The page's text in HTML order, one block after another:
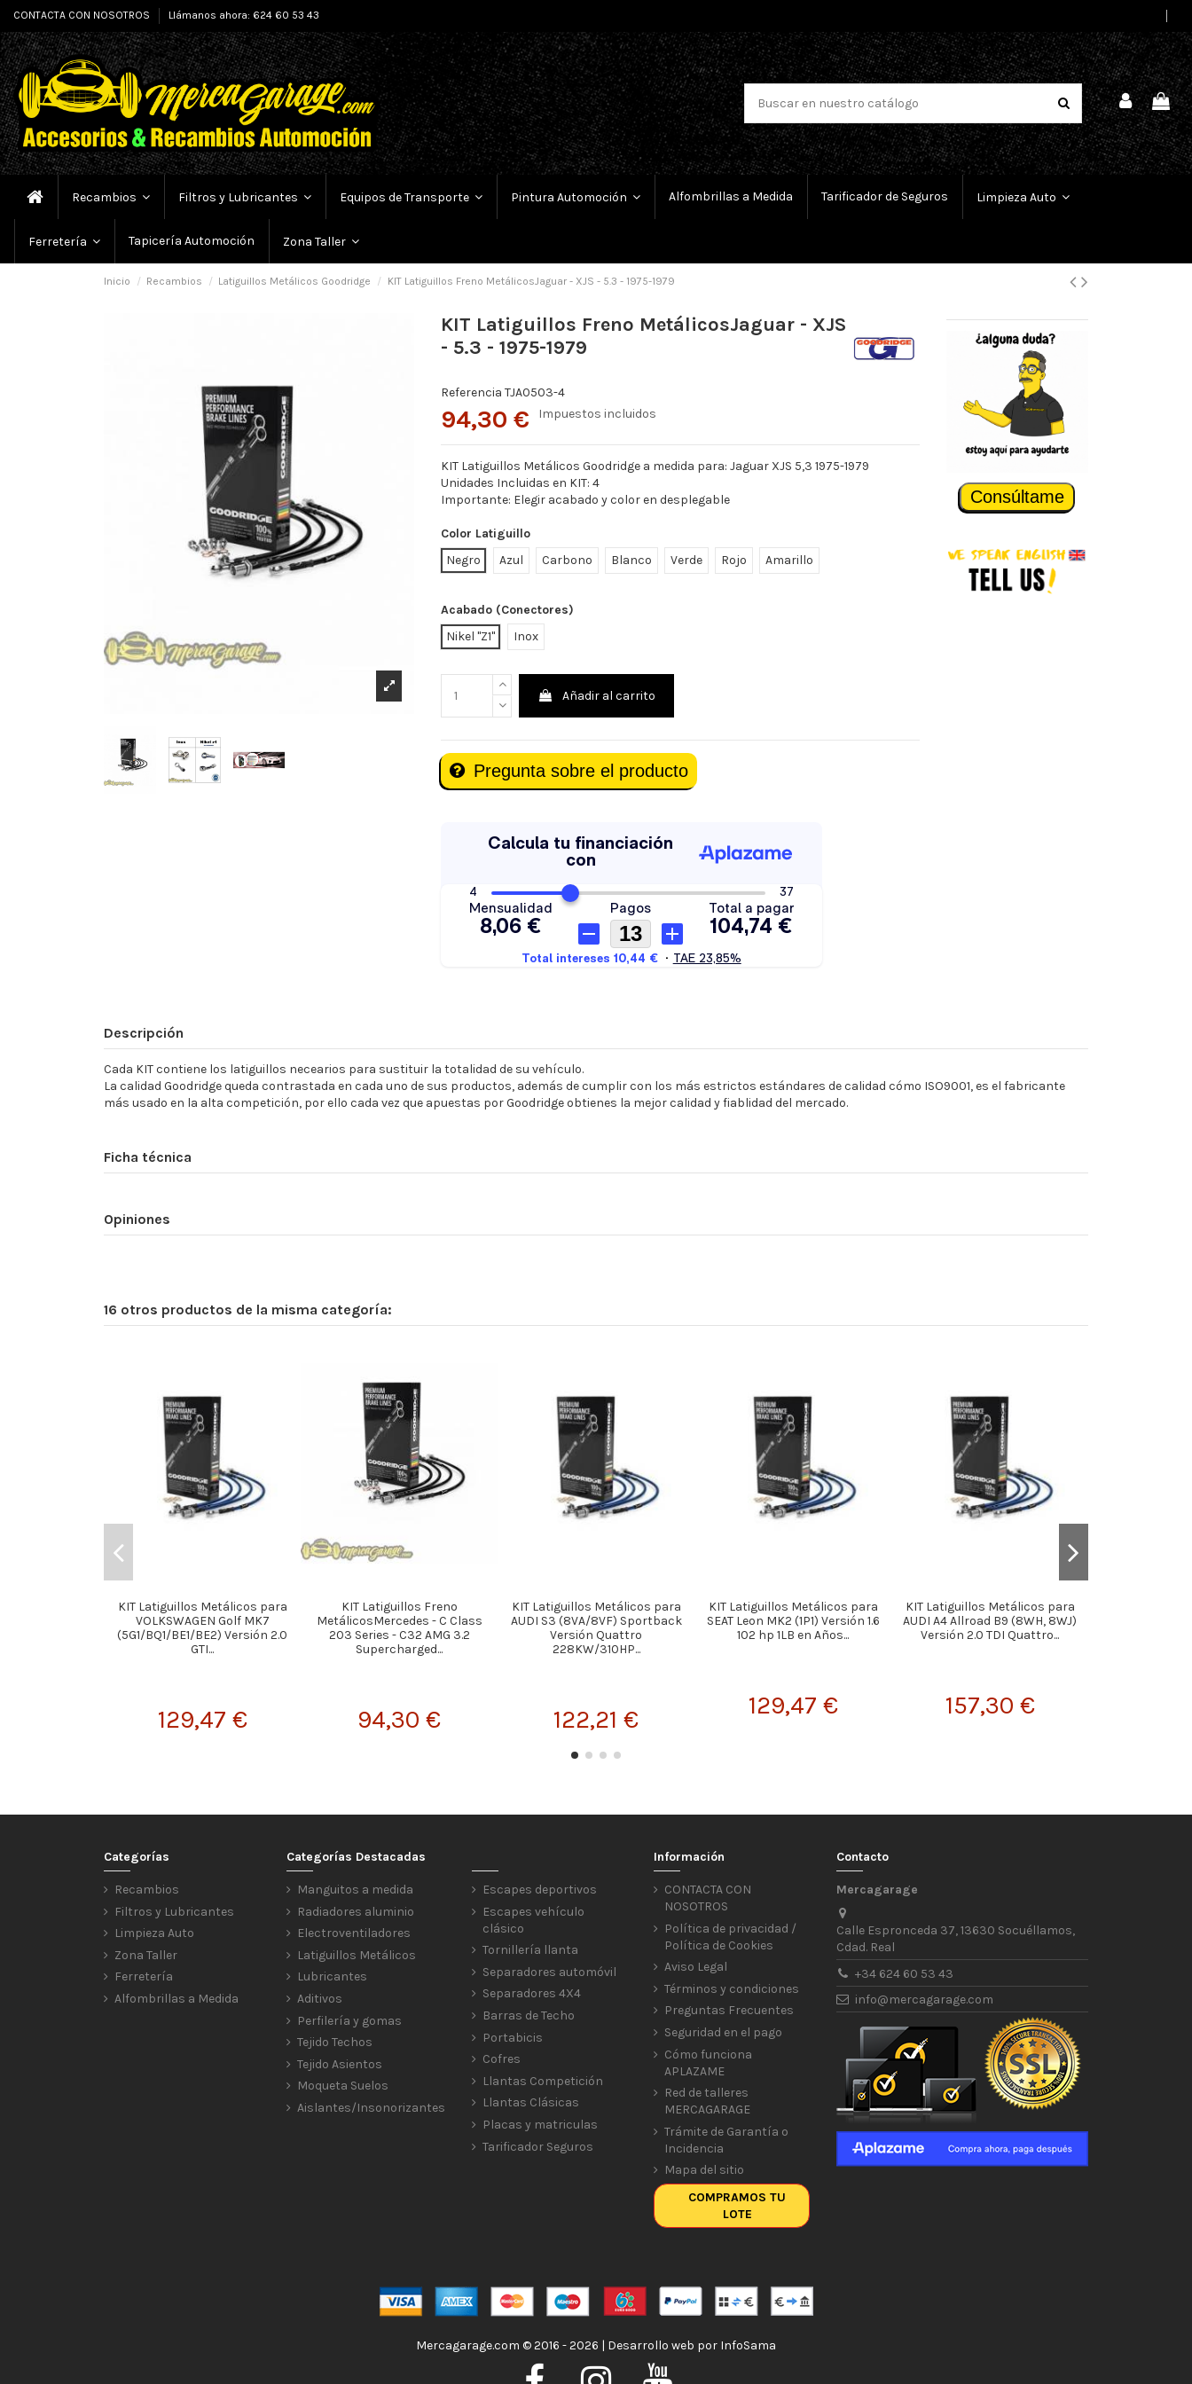
CONTACTA CON NOSOTROS Llámanos ahora: 624 60 53 43
Recambios Filtros y Lubricantes Equipos de Transporte Pintura Automoción Alfombrillas a Medida Tarificador de Seguros Limpieza Auto
Ferretería Tapicería Automoción Zona Taller
Inicio Recambios Latiguillos Metálicos Goodridge KIT Latiguillos Freno MetálicosJaguar - XJS - 5.3 - 1975-1979
KIT Latiguillos Freno MetálicosJaguar - XJS
- 5.3 - 1975-1979
Referencia TJA0503-4
94,30 € Impuestos incluidos
KIT Latiguillos Metálicos Goodridge a medida para: Jaguar XJS 5,3 1975-1979
Unidades Incluidas en KIT: 4
Importante: Elegir acabado y color en desplegable
Color Latiguillo
Negro
Azul Carbono Blanco Verde Rojo Amarillo
Acabado (Conectores)
Nikel "Z1"
Inox
Añadir al carrito
Pregunta sobre el producto
Consúltame
Descripción
Cada KIT contiene los latiguillos necearios para sustituir la totalidad de su vehículo.
La calidad Goodridge queda contrastada en cada uno de sus productos, además de cumplir con los más estrictos estándares de calidad cómo ISO9001, es el fabricante
más usado en la alta competición, por ello cada vez que apuestas por Goodridge obtienes la mejor calidad y fiablidad del mercado.
Ficha técnica
Opiniones
16 otros productos de la misma categoría:
KIT Latiguillos Metálicos para
VOLKSWAGEN Golf MK7
(5G1/BQ1/BE1/BE2) Versión 2.0
GTI...
129,47 €
KIT Latiguillos Freno
MetálicosMercedes - C Class
203 Series - C32 AMG 3.2
Supercharged...
94,30 €
KIT Latiguillos Metálicos para
AUDI S3 (8VA/8VF) Sportback
Versión Quattro
228KW/310HP...
122,21 €
KIT Latiguillos Metálicos para
SEAT Leon MK2 (1P1) Versión 1.6
102 hp 1LB en Años...
129,47 €
KIT Latiguillos Metálicos para
AUDI A4 Allroad B9 (8WH, 8WJ)
Versión 2.0 TDI Quattro...
157,30 €
Categorías
Recambios
Filtros y Lubricantes
Limpieza Auto
Zona Taller
Ferretería
Alfombrillas a Medida
Categorías Destacadas
Manguitos a medida
Radiadores aluminio
Electroventiladores
Latiguillos Metálicos
Lubricantes
Aditivos
Perfilería y gomas
Tejido Techos
Tejido Asientos
Moqueta Suelos
Aislantes/Insonorizantes
Escapes deportivos
Escapes vehículo
clásico
Tornillería llanta
Separadores automóvil
Separadores 4X4
Barras de Techo
Portabicis
Cofres
Llantas Competición
Llantas Clásicas
Placas y matriculas
Tarificador Seguros
Información
CONTACTA CON
NOSOTROS
Política de privacidad /
Política de Cookies
Aviso Legal
Términos y condiciones
Preguntas Frecuentes
Seguridad en el pago
Cómo funciona
APLAZAME
Red de talleres
MERCAGARAGE
Trámite de Garantía o
Incidencia
Mapa del sitio
COMPRAMOS TU
LOTE
Contacto
Mercagarage
Calle Espronceda 37, 13630 Socuéllamos,
Cdad. Real
+34 624 60 53 43
info@mercagarage.com
Mercagarage.com © 2016 - 2026 | Desarrollo web por InfoSama